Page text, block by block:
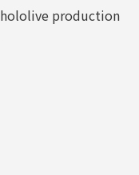
hololive production